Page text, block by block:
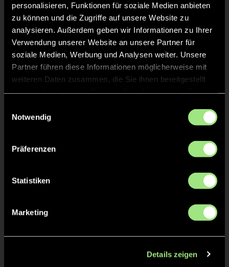
personalisieren, Funktionen für soziale Medien anbieten
zu können und die Zugriffe auf unsere Website zu
analysieren. Außerdem geben wir Informationen zu Ihrer
Verwendung unserer Website an unsere Partner für
soziale Medien, Werbung und Analysen weiter. Unsere
Partner führen diese Informationen möglicherweise mit
weiteren Daten zusammen, die Sie ihnen bereitgestellt
Notwendig
Präferenzen
Statistiken
Marketing
Details zeigen
Viktoria Marie
TW
20
Staff
TW = Torwart & ETW = Ersatztorwart, K = Kapitän
Tore & Karten